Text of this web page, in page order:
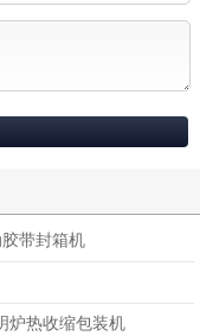
带封箱机
炉热收缩包装机